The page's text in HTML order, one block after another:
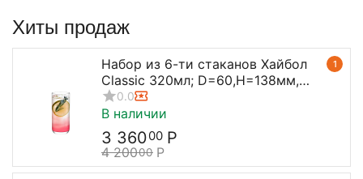
Хиты продаж
1
Набор из 6-ти стаканов Хайбол
Classic 320мл; D=60,H=138мм,
Stolzle
0.0
В наличии
3 36000 Р
4 20000 Р